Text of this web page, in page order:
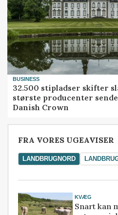
BUSINESS
32.500 stipladser skifter
største producenter
Danish Crown
FRA VORES UGEAVISER
LANDBRUGNORD
KVÆG
Snart kan